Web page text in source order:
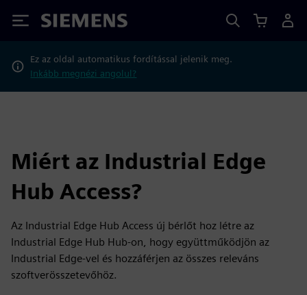
Siemens
Ez az oldal automatikus fordítással jelenik meg.
Inkább megnézi angolul?
Miért az Industrial Edge
Hub Access?
Az Industrial Edge Hub Access új bérlőt hoz létre az
Industrial Edge Hub Hub-on, hogy együttműködjön az
Industrial Edge-vel és hozzáférjen az összes releváns
szoftverösszetevőhöz.